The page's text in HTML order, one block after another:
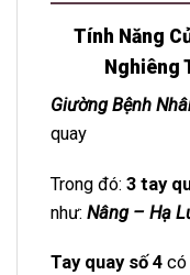
Tính Năng
Nghiêng
Giường Bệnh
quay
Trong đó: 3 tay
như: Nâng – Hạ
Tay quay số 4 có